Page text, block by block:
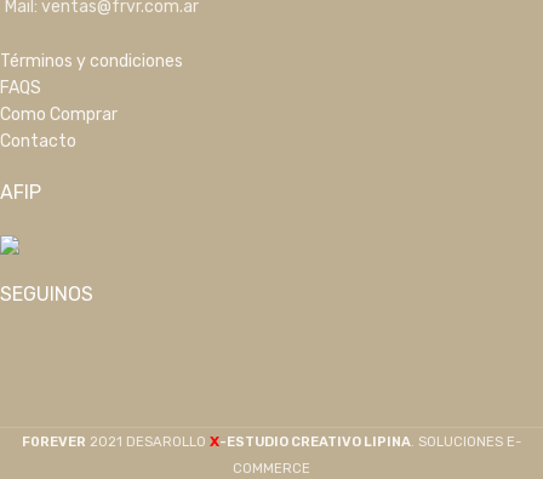
Mail: ventas@frvr.com.ar
Términos y condiciones
FAQS
Como Comprar
Contacto
AFIP
SEGUINOS
F0REVER 2021 DESAROLLO X-ESTUDIO CREATIVO LIPINA. SOLUCIONES E-
COMMERCE